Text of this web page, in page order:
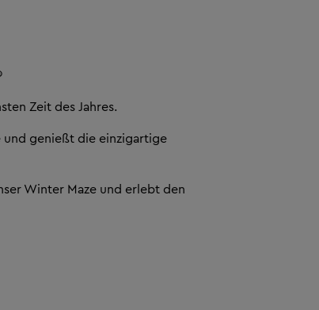
Zeit des Jahres.
und genießt die einzigartige
Winter Maze und erlebt den